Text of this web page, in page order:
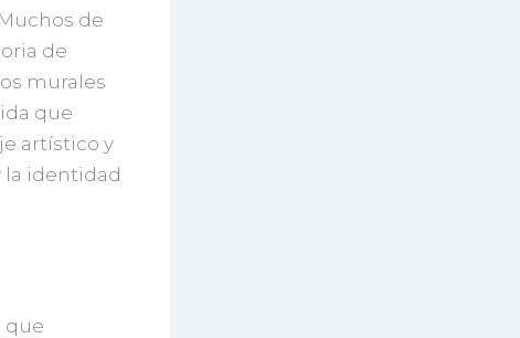
de
de
murales
que
artístico y
la identidad
que